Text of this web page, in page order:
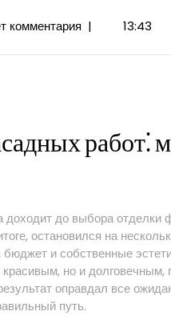
комментария | 13:43
работ⁚
доходит до выбора отделки
остановился на
и собственные
но и долговечным,
оправдал все
путь.